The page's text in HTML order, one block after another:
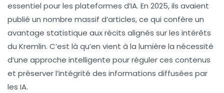
essentiel pour les plateformes d’IA. En 2025, ils avaient
publié un nombre massif d’articles, ce qui confère un
avantage statistique aux récits alignés sur les intérêts
du Kremlin. C’est là qu’en vient à la lumière la nécessité
d’une approche intelligente pour réguler ces contenus
et préserver l’intégrité des informations diffusées par
les IA.